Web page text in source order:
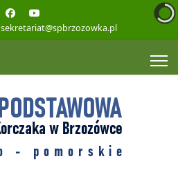
sekretariat@spbrzozowka.pl